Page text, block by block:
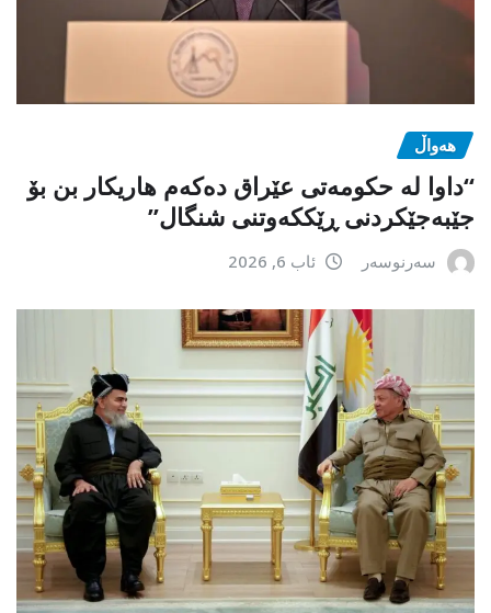
هەواڵ
“داوا لە حكومەتی عێراق دەكەم هاریكار بن بۆ
جێبەجێكردنی ڕێككەوتنی شنگال”
سەرنوسەر ئاب 6, 2026